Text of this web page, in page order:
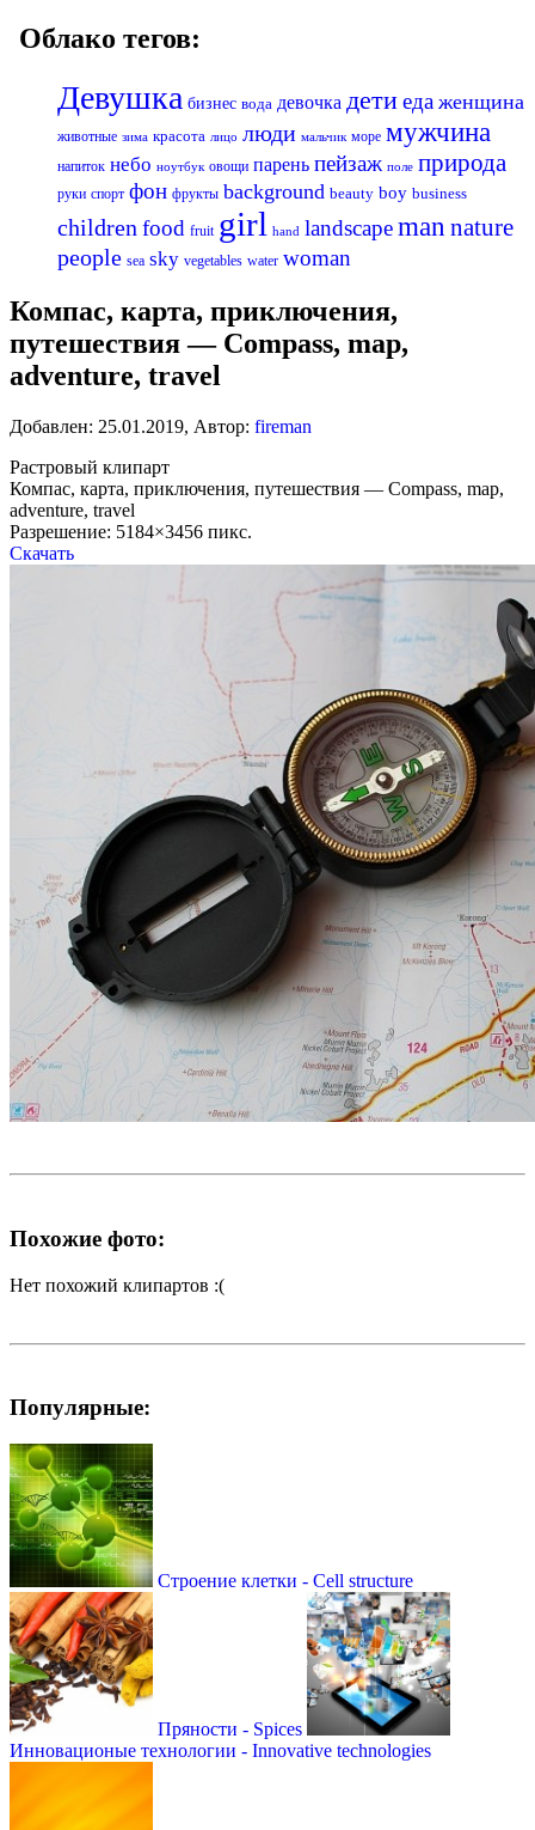
Облако тегов:
Девушка бизнес вода девочка детиеда женщина
животные зима красота лицо люди мальчик море мужчина
напиток небо ноутбук овощи парень пейзаж поле природа
руки спорт фон фрукты background beauty boy business
childrenfood fruit girl hand landscapeman nature
people sea sky vegetables water woman
Компас, карта, приключения,
путешествия — Compass, map,
adventure, travel
Добавлен: 25.01.2019, Автор: fireman
Растровый клипарт
Компас, карта, приключения, путешествия — Compass, map,
adventure, travel
Разрешение: 5184×3456 пикс.
Скачать
Похожие фото:
Нет похожий клипартов :(
Популярные:
Строение клетки - Cell structure
Пряности - Spices
Инновационые технологии - Innovative technologies